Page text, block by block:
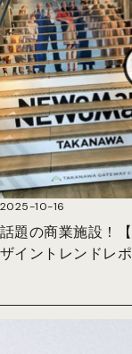
2025-10-16
話題の商業施設！
ザイントレンドレポ